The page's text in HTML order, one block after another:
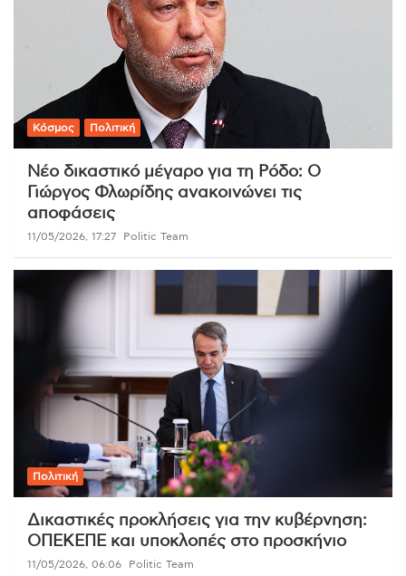
Κόσμος Πολιτική
Νέο δικαστικό μέγαρο για τη Ρόδο: Ο
Γιώργος Φλωρίδης ανακοινώνει τις
αποφάσεις
11/05/2026, 17:27 Politic Team
Πολιτική
Δικαστικές προκλήσεις για την κυβέρνηση:
ΟΠΕΚΕΠΕ και υποκλοπές στο προσκήνιο
11/05/2026, 06:06 Politic Team